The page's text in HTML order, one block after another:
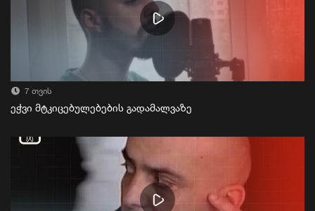
7 თვის
ეჭვი მტკიცებულებების გადამალვაზე